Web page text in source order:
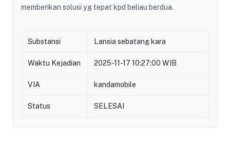
memberikan solusi yg tepat kpd beliau berdua.
Substansi Lansia sebatang kara
Waktu Kejadian 2025-11-17 10:27:00 WIB
VIA kandamobile
Status SELESAI